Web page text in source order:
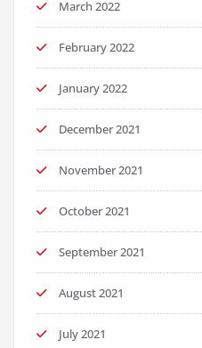
March 2022
February 2022
January 2022
December 2021
November 2021
October 2021
September 2021
August 2021
July 2021